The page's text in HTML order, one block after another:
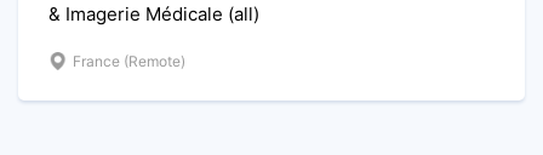
& Imagerie Médicale (all)
France (Remote)